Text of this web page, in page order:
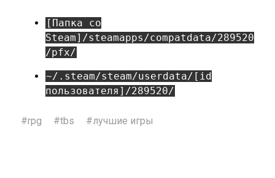
[Папка со
Steam]/steamapps/compatdata/289520
/pfx/
~/.steam/steam/userdata/[id
пользователя]/289520/
#rpg #tbs #лучшие игры